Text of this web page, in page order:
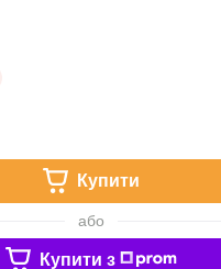
Купити
або
Купити з